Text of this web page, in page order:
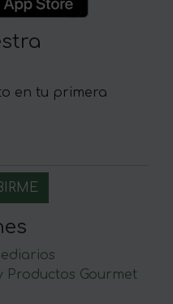
en tu primera
Productos Gourmet